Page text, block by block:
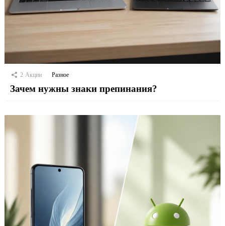
2 Акции Разное
Зачем нужны знаки препинания?